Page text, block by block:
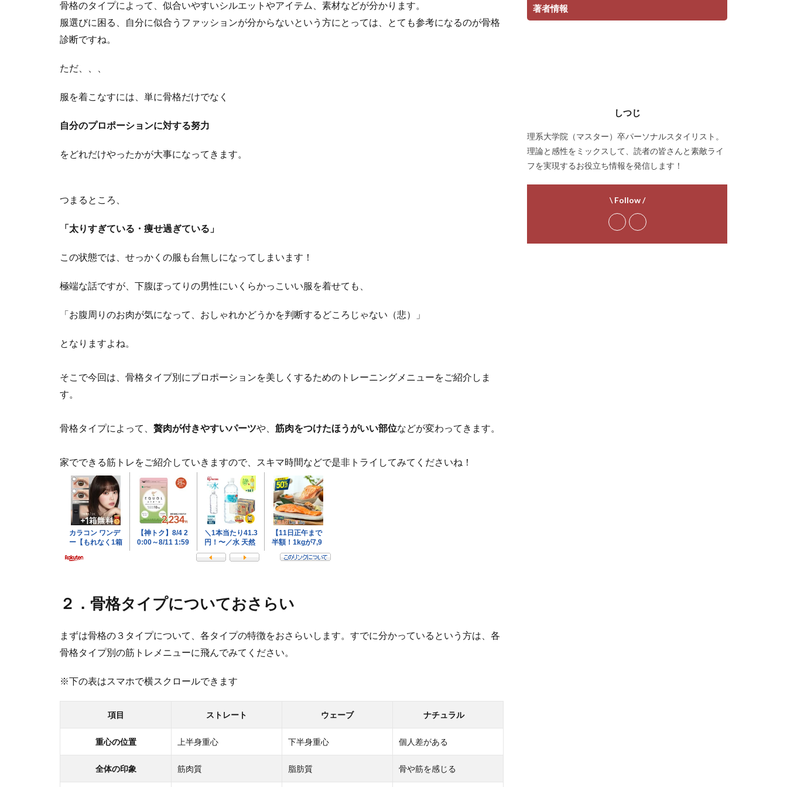
骨格のタイプによって、似合いやすいシルエットやアイテム、素材などが分かります。
服選びに困る、自分に似合うファッションが分からないという方にとっては、とても参考になるのが骨格
診断ですね。
ただ、、、
服を着こなすには、単に骨格だけでなく
自分のプロポーションに対する努力
をどれだけやったかが大事になってきます。
つまるところ、
「太りすぎている・痩せ過ぎている」
この状態では、せっかくの服も台無しになってしまいます！
極端な話ですが、下腹ぼってりの男性にいくらかっこいい服を着せても、
「お腹周りのお肉が気になって、おしゃれかどうかを判断するどころじゃない（悲）」
となりますよね。
そこで今回は、骨格タイプ別にプロポーションを美しくするためのトレーニングメニューをご紹介しま
す。
骨格タイプによって、 贅肉が付きやすいパーツや、 筋肉をつけたほうがいい部位などが変わってきます。
家でできる筋トレをご紹介していきますので、スキマ時間などで是非トライしてみてくださいね！
２．骨格タイプについておさらい
まずは骨格の３タイプについて、各タイプの特徴をおさらいします。すでに分かっているという方は、各
骨格タイプ別の筋トレメニューに飛んでみてください。
※下の表はスマホで横スクロールできます
項目 ストレート ウェーブ ナチュラル
重心の位置 上半身重心 下半身重心 個人差がある
全体の印象 筋肉質 脂肪質 骨や筋を感じる
著者情報
しつじ
理系大学院（マスター）卒パーソナルスタイリスト。
理論と感性をミックスして、読者の皆さんと素敵ライ
フを実現するお役立ち情報を発信します！
\ Follow /